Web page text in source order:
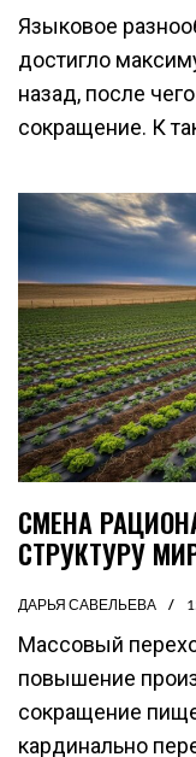
Языковое
достигло
назад, после
сокращение. К
СМЕНА
СТРУКТУРУ
ДАРЬЯ САВЕЛЬЕВА
Массовый
повышение
сокращение
кардинально